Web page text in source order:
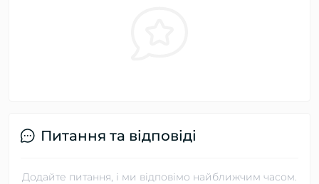
Питання та відповіді
Додайте питання, і ми відповімо найближчим часом.